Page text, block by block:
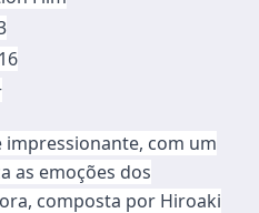
impressionante, com um
as emoções dos
composta por Hiroaki